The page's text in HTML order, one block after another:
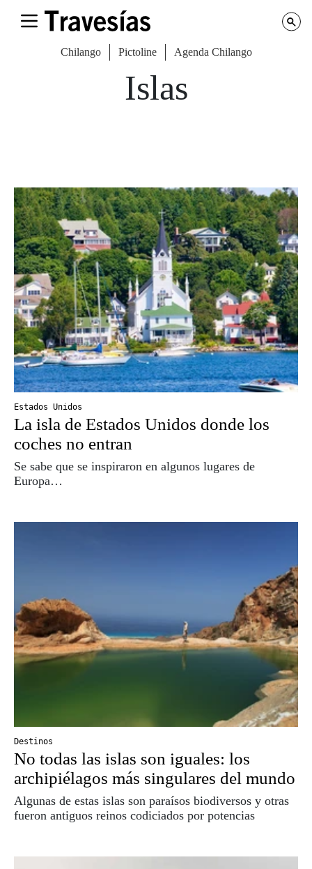
Chilango Pictoline Agenda Chilango
Islas
Estados Unidos
La isla de Estados Unidos donde los
coches no entran
Se sabe que se inspiraron en algunos lugares de
Europa…
Destinos
No todas las islas son iguales: los
archipiélagos más singulares del mundo
Algunas de estas islas son paraísos biodiversos y otras
fueron antiguos reinos codiciados por potencias